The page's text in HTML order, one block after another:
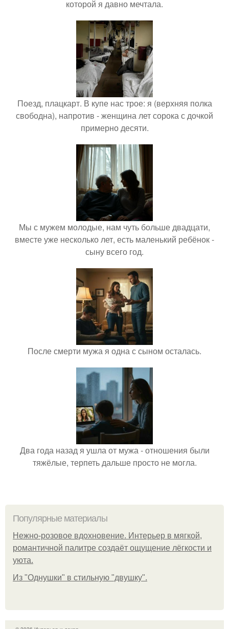
которой я давно мечтала.
Поезд, плацкарт. В купе нас трое: я (верхняя полка
свободна), напротив - женщина лет сорока с дочкой
примерно десяти.
Мы с мужем молодые, нам чуть больше двадцати,
вместе уже несколько лет, есть маленький ребёнок -
сыну всего год.
После смерти мужа я одна с сыном осталась.
Два года назад я ушла от мужа - отношения были
тяжёлые, терпеть дальше просто не могла.
Популярные материалы
Нежно-розовое вдохновение. Интерьер в мягкой,
романтичной палитре создаёт ощущение лёгкости и
уюта.
Из "Однушки" в стильную "двушку".